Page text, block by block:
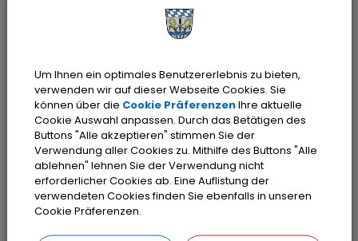
Asylangelegenheiten
Um Ihnen ein optimales Benutzererlebnis zu bieten,
verwenden wir auf dieser Webseite Cookies. Sie
können über die Cookie PräferenzenIhre aktuelle
Cookie Auswahl anpassen. Durch das Betätigen des
Buttons "Alle akzeptieren" stimmen Sie der
Verwendung aller Cookies zu. Mithilfe des Buttons "Alle
ablehnen" lehnen Sie der Verwendung nicht
erforderlicher Cookies ab. Eine Auflistung der
verwendeten Cookies finden Sie ebenfalls in unseren
Cookie Präferenzen.